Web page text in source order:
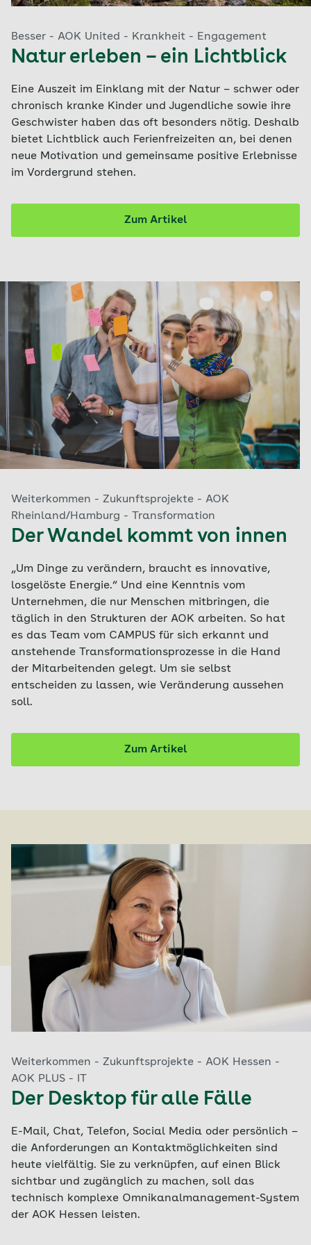
Besser - AOK United - Krankheit - Engagement
Natur erleben – ein Lichtblick
Eine Auszeit im Einklang mit der Natur – schwer oder
chronisch kranke Kinder und Jugendliche sowie ihre
Geschwister haben das oft besonders nötig. Deshalb
bietet Lichtblick auch Ferienfreizeiten an, bei denen
neue Motivation und gemeinsame positive Erlebnisse
im Vordergrund stehen.
Zum Artikel
Weiterkommen - Zukunftsprojekte - AOK
Rheinland/Hamburg - Transformation
Der Wandel kommt von innen
„Um Dinge zu verändern, braucht es innovative,
losgelöste Energie.“ Und eine Kenntnis vom
Unternehmen, die nur Menschen mitbringen, die
täglich in den Strukturen der AOK arbeiten. So hat
es das Team vom CAMPUS für sich erkannt und
anstehende Transformationsprozesse in die Hand
der Mitarbeitenden gelegt. Um sie selbst
entscheiden zu lassen, wie Veränderung aussehen
soll.
Zum Artikel
Weiterkommen - Zukunftsprojekte - AOK Hessen -
AOK PLUS - IT
Der Desktop für alle Fälle
E-Mail, Chat, Telefon, Social Media oder persönlich –
die Anforderungen an Kontaktmöglichkeiten sind
heute vielfältig. Sie zu verknüpfen, auf einen Blick
sichtbar und zugänglich zu machen, soll das
technisch komplexe Omnikanalmanagement-System
der AOK Hessen leisten.